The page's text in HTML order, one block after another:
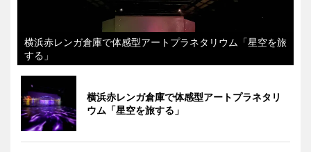
横浜赤レンガ倉庫で体感型アートプラネタリウム「星空を旅
する」
横浜赤レンガ倉庫で体感型アートプラネタリ
ウム「星空を旅する」